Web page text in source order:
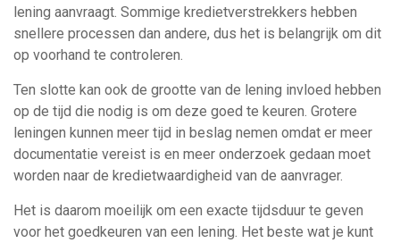
lening aanvraagt. Sommige kredietverstrekkers hebben
snellere processen dan andere, dus het is belangrijk om dit
op voorhand te controleren.
Ten slotte kan ook de grootte van de lening invloed hebben
op de tijd die nodig is om deze goed te keuren. Grotere
leningen kunnen meer tijd in beslag nemen omdat er meer
documentatie vereist is en meer onderzoek gedaan moet
worden naar de kredietwaardigheid van de aanvrager.
Het is daarom moeilijk om een exacte tijdsduur te geven
voor het goedkeuren van een lening. Het beste wat je kunt